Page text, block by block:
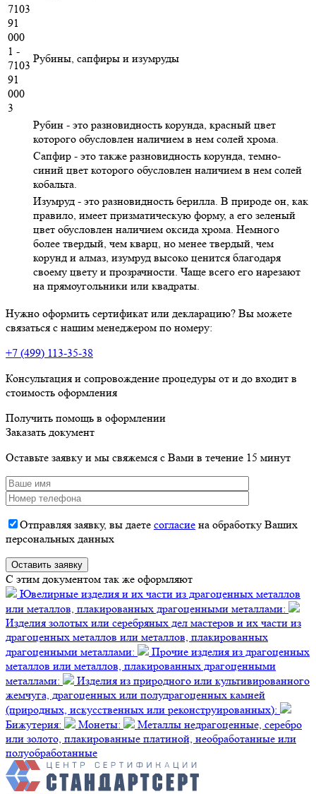
7103
91
000
1 -
7103
91
000
3
Рубины, сапфиры и изумруды
Рубин - это разновидность корунда, красный цвет
которого обусловлен наличием в нем солей хрома.
Сапфир - это также разновидность корунда, темно-
синий цвет которого обусловлен наличием в нем солей
кобальта.
Изумруд - это разновидность берилла. В природе он, как
правило, имеет призматическую форму, а его зеленый
цвет обусловлен наличием оксида хрома. Немного
более твердый, чем кварц, но менее твердый, чем
корунд и алмаз, изумруд высоко ценится благодаря
своему цвету и прозрачности. Чаще всего его нарезают
на прямоугольники или квадраты.
Нужно оформить сертификат или декларацию? Вы можете
связаться с нашим менеджером по номеру:
+7 (499) 113-35-38
Консультация и сопровождение процедуры от и до входит в
стоимость оформления
Получить помощь в оформлении
Заказать документ
Оставьте заявку и мы свяжемся с Вами в течение 15 минут
Отправляя заявку, вы даете согласие на обработку Ваших
персональных данных
C этим документом так же оформляют
Ювелирные изделия и их части из драгоценных металлов
или металлов, плакированных драгоценными металлами:
Изделия золотых или серебряных дел мастеров и их части из
драгоценных металлов или металлов, плакированных
драгоценными металлами:
Прочие изделия из драгоценных
металлов или металлов, плакированных драгоценными
металлами:
Изделия из природного или культивированного
жемчуга, драгоценных или полудрагоценных камней
(природных, искусственных или реконструированных):
Бижутерия:
Монеты:
Металлы недрагоценные, серебро
или золото, плакированные платиной, необработанные или
полуобработанные